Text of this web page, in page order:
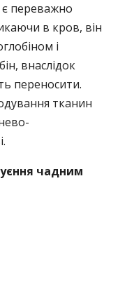
переважно
в кров, він
і
внаслідок
переносити.
тканин
чадним